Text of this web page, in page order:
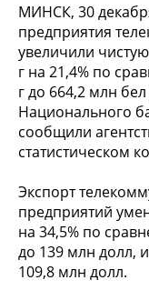
МИНСК, 30
предприятия
увеличили
г на 21,4% по
г до 664,2 млн
Национального
сообщили
статистическом
Экспорт
предприятий
на 34,5% по
до 139 млн долл,
109,8 млн долл.